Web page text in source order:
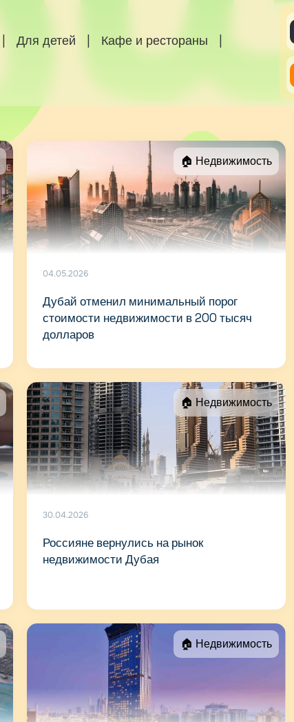
Для детей Кафе и рестораны
🏠 Недвижимость
04.05.2026
Дубай отменил минимальный порог
стоимости недвижимости в 200 тысяч
долларов
🏠 Недвижимость
30.04.2026
Россияне вернулись на рынок
недвижимости Дубая
🏠 Недвижимость